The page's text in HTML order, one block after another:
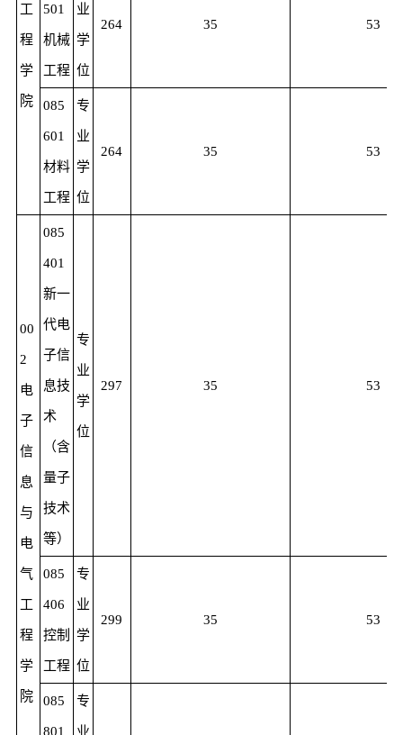
工
程
学
院
501
机械
工程
业
学
位
264 35 53
085
601
材料
工程
专
业
学
位
264 35 53
00
2
电
子
信
息
与
电
气
工
程
学
院
085
401
新一
代电
子信
息技
术
（含
量子
技术
等）
专
业
学
位
297 35 53
085
406
控制
工程
专
业
学
位
299 35 53
085
801
专
业